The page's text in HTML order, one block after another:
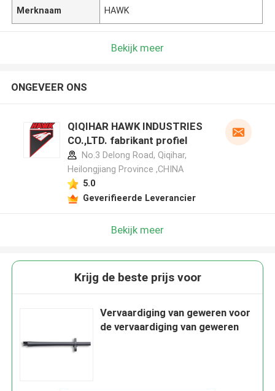
Merknaam HAWK
Bekijk meer
ONGEVEER ONS
QIQIHAR HAWK INDUSTRIES
CO.,LTD. fabrikant profiel
No.3 Delong Road, Qiqihar,
Heilongjiang Province ,CHINA
5.0
Geverifieerde Leverancier
Bekijk meer
Krijg de beste prijs voor
Vervaardiging van geweren voor
de vervaardiging van geweren